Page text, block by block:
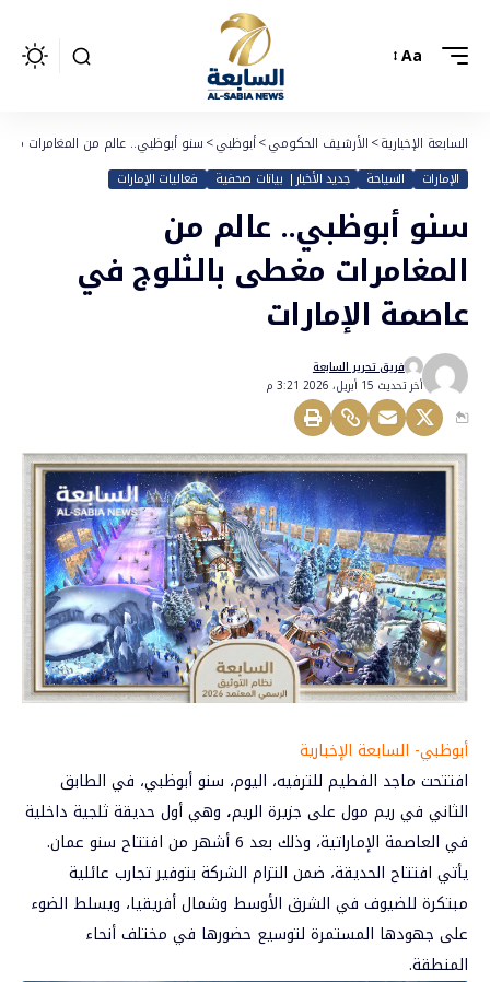
Aa
السابعة الإخبارية>الأرشيف الحكومي>أبوظبي>سنو أبوظبي.. عالم من المغامرات
الإمارات السياحة جديد الأخبار| بيانات صحفية فعاليات الإمارات
سنو أبوظبي.. عالم من
المغامرات مغطى بالثلوج في
عاصمة الإمارات
أخر تحديث 15 أبريل، 2026 3:21 م
فريق تحرير السابعة
أبوظبي- السابعة الإخبارية
افتتحت ماجد الفطيم للترفيه، اليوم، سنو أبوظبي، في الطابق
الثاني في ريم مول على جزيرة الريم، وهي أول حديقة ثلجية داخلية
في العاصمة الإماراتية، وذلك بعد 6 أشهر من افتتاح سنو عمان.
يأتي افتتاح الحديقة، ضمن التزام الشركة بتوفير تجارب عائلية
مبتكرة للضيوف في الشرق الأوسط وشمال أفريقيا، ويسلط الضوء
على جهودها المستمرة لتوسيع حضورها في مختلف أنحاء
المنطقة.